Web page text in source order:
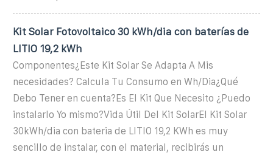
Kit Solar Fotovoltaico 30 kWh/dia con baterías de
LITIO 19,2 kWh
Componentes¿Este Kit Solar Se Adapta A Mis
necesidades? Calcula Tu Consumo en Wh/Dia¿Qué
Debo Tener en cuenta?Es El Kit Que Necesito ¿Puedo
instalarlo Yo mismo?Vida Útil Del Kit SolarEl Kit Solar
30kWh/dia con bateria de LITIO 19,2 KWh es muy
sencillo de instalar, con el material, recibirás un